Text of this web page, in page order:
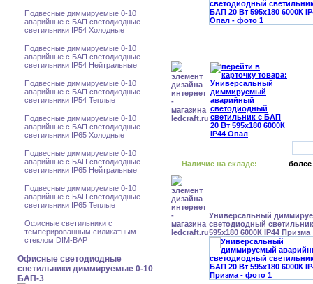
Подвесные диммируемые 0-10
аварийные с БАП светодиодные
светильники IP54 Холодные
Подвесные диммируемые 0-10
аварийные с БАП светодиодные
светильники IP54 Нейтральные
Подвесные диммируемые 0-10
аварийные с БАП светодиодные
светильники IP54 Теплые
Подвесные диммируемые 0-10
аварийные с БАП светодиодные
светильники IP65 Холодные
Подвесные диммируемые 0-10
аварийные с БАП светодиодные
светильники IP65 Нейтральные
Подвесные диммируемые 0-10
аварийные с БАП светодиодные
светильники IP65 Теплые
Офисные светильники с
темперированным силикатным
стеклом DIM-BAP
Офисные светодиодные
светильники диммируемые 0-10
БАП-3
Наличие на складе: более
Универсальный
светодиодный
595x180 6000К IP44 Призма